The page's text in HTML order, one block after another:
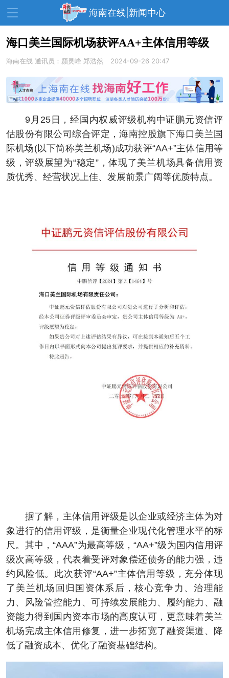
海南在线|新闻中心
资讯中心 热点 旅游
文体 财经
教育 健康 房产
家装 交通 美食
生活 演出 活动
展会 走读海南 周末去哪儿
海口美兰国际机场获评AA+主体信用等级
海南在线 通讯员：颜灵峰 郑浩然 2024-09-26 20:47
9月25日，经国内权威评级机构中证鹏元资信评
估股份有限公司综合评定，海南控股旗下海口美兰国
际机场(以下简称美兰机场)成功获评“AA+”主体信用等
级，评级展望为“稳定”，体现了美兰机场具备信用资
质优秀、经营状况上佳、发展前景广阔等优质特点。
据了解，主体信用评级是以企业或经济主体为对
象进行的信用评级，是衡量企业现代化管理水平的标
尺。其中，“AAA”为最高等级，“AA+”级为国内信用评
级次高等级，代表着受评对象偿还债务的能力强，违
约风险低。此次获评“AA+”主体信用等级，充分体现
了美兰机场回归国资体系后，核心竞争力、治理能
力、风险管控能力、可持续发展能力、履约能力、融
资能力得到国内资本市场的高度认可，更意味着美兰
机场完成主体信用修复，进一步拓宽了融资渠道、降
低了融资成本、优化了融资基础结构。